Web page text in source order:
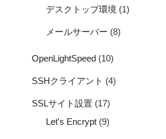
デスクトップ環境 (1)
メールサーバー (8)
OpenLightSpeed (10)
SSHクライアント (4)
SSLサイト設置 (17)
Let's Encrypt (9)